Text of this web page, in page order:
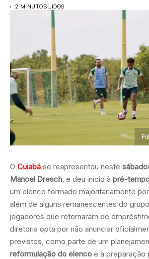
2 MINUTOS LIDOS
O Cuiabá se reapresentou neste
Manoel Dresch, e deu início à pré-
um elenco formado majoritariamente por
além de alguns remanescentes do
jogadores que retornaram de
diretoria opta por não anunciar
previstos, como parte de um
reformulação do elenco e à preparação